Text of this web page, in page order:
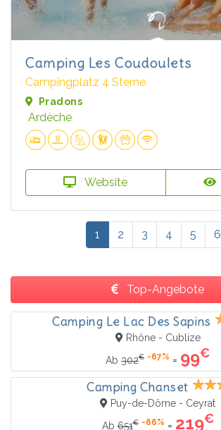
Camping Les Coudoulets
Campingplatz 4 Sterne
Pradons
Ardèche
Website
1 2 3 4 5 6
Top-Angebote
Camping Le Lac Des Sapins
Rhône - Cublize
Ab 302€ -67% = 99€
Camping Chanset
Puy-de-Dôme - Ceyrat
Ab651€ -66% = 219€